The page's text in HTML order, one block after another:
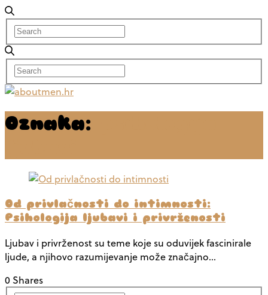
Oznaka:
Od privlačnosti do intimnosti:
Psihologija ljubavi i privrženosti
Ljubav i privrženost su teme koje su oduvijek fascinirale
ljude, a njihovo razumijevanje može značajno…
0 Shares